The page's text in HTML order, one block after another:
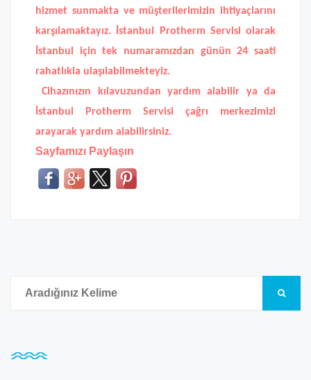
hizmet sunmakta ve müşterilerimizin ihtiyaçlarını
karşılamaktayız.
İstanbul Protherm Servisi olarak
İstanbul için tek numaramızdan günün 24 saati
rahatlıkla ulaşılabilmekteyiz.
Cihazınızın kılavuzundan yardım alabilir ya da
İstanbul Protherm Servisi çağrı merkezimizi
arayarak yardım alabilirsiniz.
Sayfamızı Paylaşın